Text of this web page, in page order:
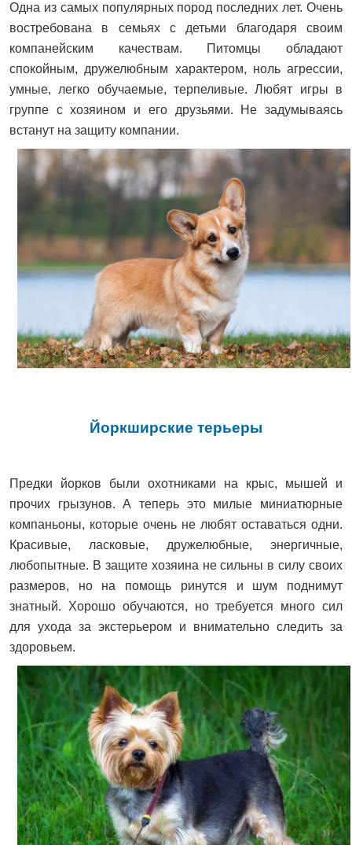
Одна из самых популярных пород последних лет. Очень
востребована в семьях с детьми благодаря своим
компанейским качествам. Питомцы обладают
спокойным, дружелюбным характером, ноль агрессии,
умные, легко обучаемые, терпеливые. Любят игры в
группе с хозяином и его друзьями. Не задумываясь
встанут на защиту компании.
Йоркширские терьеры
Предки йорков были охотниками на крыс, мышей и
прочих грызунов. А теперь это милые миниатюрные
компаньоны, которые очень не любят оставаться одни.
Красивые, ласковые, дружелюбные, энергичные,
любопытные. В защите хозяина не сильны в силу своих
размеров, но на помощь ринутся и шум поднимут
знатный. Хорошо обучаются, но требуется много сил
для ухода за экстерьером и внимательно следить за
здоровьем.